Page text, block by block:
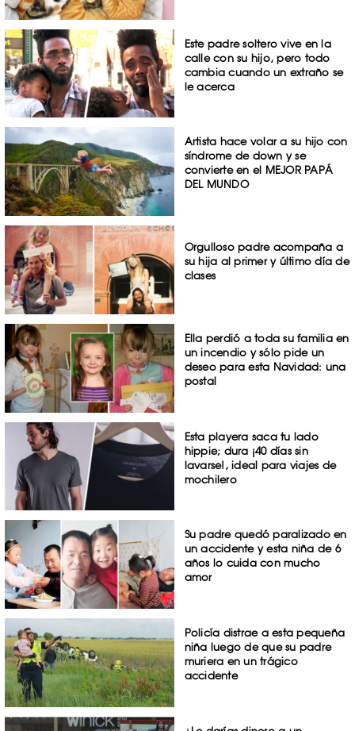
Este padre soltero vive en la
calle con su hijo, pero todo
cambia cuando un extraño se
le acerca
Artista hace volar a su hijo con
síndrome de down y se
convierte en el MEJOR PAPÁ
DEL MUNDO
Orgulloso padre acompaña a
su hija al primer y último día de
clases
Ella perdió a toda su familia en
un incendio y sólo pide un
deseo para esta Navidad: una
postal
Esta playera saca tu lado
hippie; dura ¡40 días sin
lavarse!, ideal para viajes de
mochilero
Su padre quedó paralizado en
un accidente y esta niña de 6
años lo cuida con mucho
amor
Policía distrae a esta pequeña
niña luego de que su padre
muriera en un trágico
accidente